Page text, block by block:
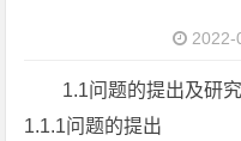
2022-
1.1问题的提出及研
1.1.1问题的提出